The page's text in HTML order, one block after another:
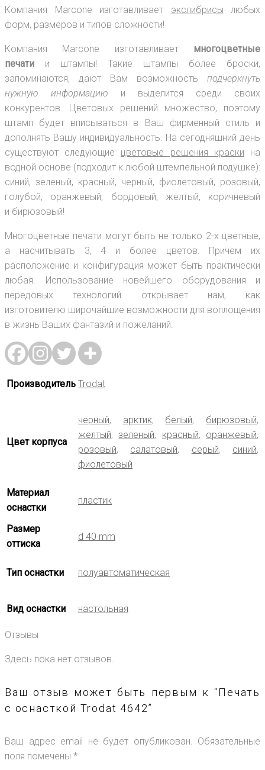
Компания Marcone изготавливает экслибрисы любых
форм, размеров и типов сложности!
Компания Marcone изготавливает многоцветные
печати и штампы! Такие штампы более броски,
запоминаются, дают Вам возможность подчеркнуть
нужную информацию и выделится среди своих
конкурентов. Цветовых решений множество, поэтому
штамп будет вписываться в Ваш фирменный стиль и
дополнять Вашу индивидуальность. На сегодняшний день
существуют следующие цветовые решения краски на
водной основе (подходит к любой штемпельной подушке):
синий, зеленый, красный, черный, фиолетовый, розовый,
голубой, оранжевый, бордовый, желтый, коричневый
и бирюзовый!
Многоцветные печати могут быть не только 2-х цветные,
а насчитывать 3, 4 и более цветов. Причем их
расположение и конфигурация может быть практически
любая. Использование новейшего оборудования и
передовых технологий открывает нам, как
изготовителю широчайшие возможности для воплощения
в жизнь Ваших фантазий и пожеланий.
Производитель Trodat
Цвет корпуса
черный, арктик, белый, бирюзовый,
желтый,зеленый, красный, оранжевый,
розовый, салатовый, серый, синий,
фиолетовый
Материал
оснастки
пластик
Размер
оттиска
d 40 mm
Тип оснастки полуавтоматическая
Вид оснастки настольная
Отзывы
Здесь пока нет отзывов.
Ваш отзыв может быть первым к “Печать
с оснасткой Trodat 4642”
Ваш адрес email не будет опубликован. Обязательные
поля помечены *